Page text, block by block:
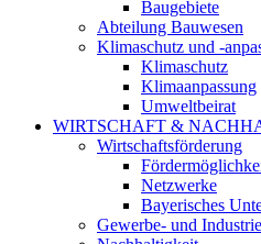
Baugebiete
Abteilung Bauwesen
Klimaschutz und -
Klimaschutz
Klimaanpassung
Umweltbeirat
WIRTSCHAFT &
Wirtschaftsförderung
Netzwerke
Bayerisches
Gewerbe- und